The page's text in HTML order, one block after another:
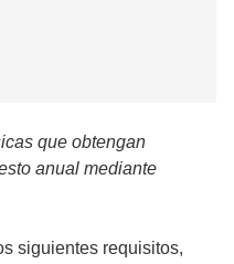
que obtengan
anual mediante
siguientes requisitos,